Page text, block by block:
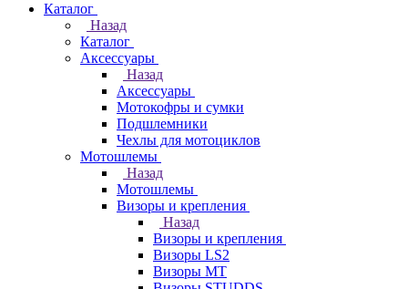
Каталог
Назад
Каталог
Аксессуары
Назад
Аксессуары
Мотокофры и сумки
Подшлемники
Чехлы для мотоциклов
Мотошлемы
Назад
Мотошлемы
Визоры и крепления
Назад
Визоры и крепления
Визоры LS2
Визоры MT